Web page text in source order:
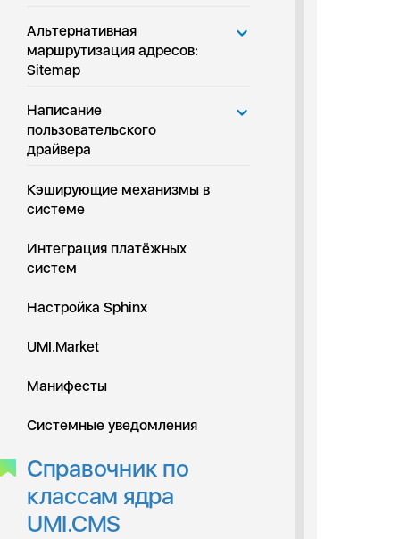
Альтернативная
маршрутизация адресов:
Sitemap
Написание
пользовательского
драйвера
Кэширующие механизмы в
системе
Интеграция платёжных
систем
Настройка Sphinx
UMI.Market
Манифесты
Системные уведомления
Справочник по
классам ядра
UMI.CMS